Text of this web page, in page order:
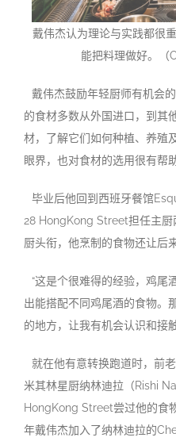
戴伟杰认为理论与实践都很
能把料理做好。（
戴伟杰鼓励年轻厨师有机会
的食材多数从外国进口，到其
材，了解它们如何种植、养殖
眼界，也对食材的选用很有帮
毕业后他回到西班牙餐馆
28 HongKong Street担任主厨
厨头衔，他烹制的食物还让后
“这是个很难得的经验，鸡尾
出能搭配不同鸡尾酒的食物。
的地方，让我有机会认识和接
就在他有意转换跑道时，前
米其林星厨纳林迪拉（Rishi
HongKong Street尝过他的食
年戴伟杰加入了纳林迪拉的